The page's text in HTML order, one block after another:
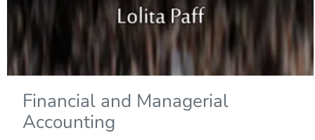
Financial and Managerial
Accounting